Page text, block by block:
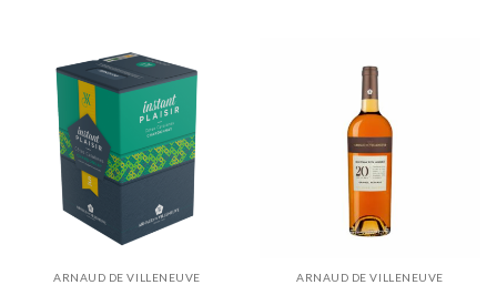
ARNAUD DE VILLENEUVE ARNAUD DE VILLENEUVE